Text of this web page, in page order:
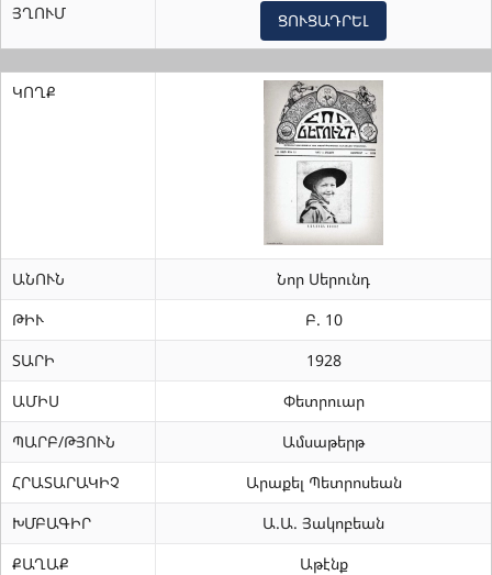
ՅՂՈՒՄ
ՑՈՒՑԱԴՐԵԼ
ԿՈՂՔ
ԱՆՈՒՆ
Նոր Սերունդ
ԹԻՒ
Բ. 10
ՏԱՐԻ
1928
ԱՄԻՍ
Փետրուար
ՊԱՐԲ/ԹՅՈՒՆ
Ամսաթերթ
ՀՐԱՏԱՐԱԿԻՉ
Արաքել Պետրոսեան
ԽՄԲԱԳԻՐ
Ա.Ա. Յակոբեան
ՔԱՂԱՔ
Աթէնք